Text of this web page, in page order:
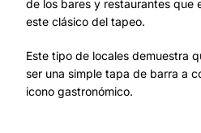
de los bares y restaurantes que
este clásico del tapeo.
Este tipo de locales demuestra
ser una simple tapa de barra a
icono gastronómico.